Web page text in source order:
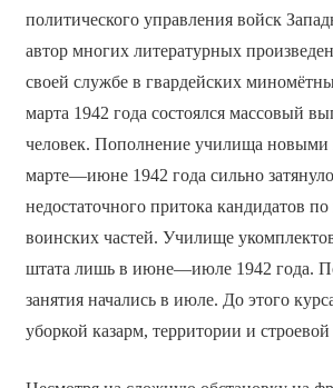
политического управления войск
автор многих литературных
своей службе в гвардейских
марта 1942 года состоялся массовый
человек. Пополнение училища новыми
марте—июне 1942 года сильно
недостаточного притока кандидатов
воинских частей. Училище
штата лишь в июне—июле 1942 года.
занятия начались в июле. До этого
уборкой казарм, территории и